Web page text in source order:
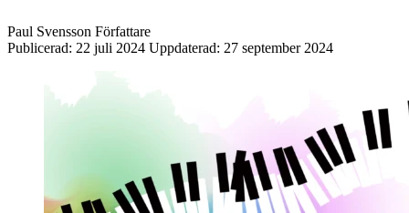
Paul Svensson Författare
Publicerad: 22 juli 2024 Uppdaterad: 27 september 2024